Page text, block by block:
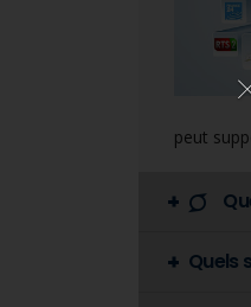
peut
Quels